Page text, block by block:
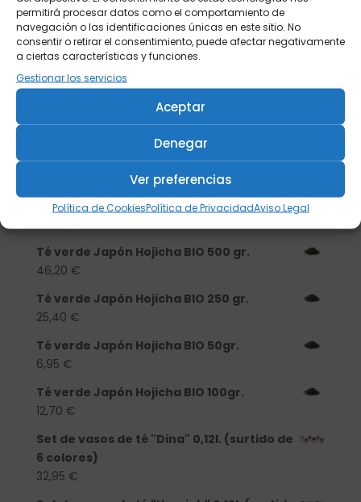
permitirá procesar datos como el comportamiento de
navegación o las identificaciones únicas en este sitio. No
consentir o retirar el consentimiento, puede afectar negativamente
a ciertas características y funciones.
Gestionar los servicios
Aceptar
Denegar
Ver preferencias
Política de CookiesPolítica de PrivacidadAviso Legal
Productos
Tisanera "Christmas Cats" 0,25l.
porcelana
Té verde Japón Hojicha BIO 500 gr.
46,20 €
Té verde Japón Hojicha BIO 250 gr.
25,40 €
Té verde Japón Hojicha BIO 50gr.
6,95 €
Té verde Japón Hojicha BIO 100gr.
12,70 €
Set de vasos de té "Dina" 0,12l. (surtido de
6 colores)
32,95 €